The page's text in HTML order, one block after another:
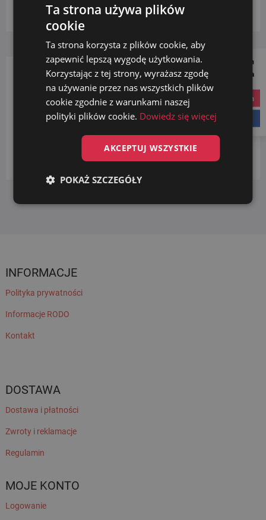
Wybierz kategorię
DOZOWNIKI
na mydło
na płyn do dezynfekcji
INFORMACJE
Polityka prywatności
Informacje RODO
Kontakt
DOSTAWA
Dostawa i płatności
Zwroty i reklamacje
Regulamin
MOJE KONTO
Logowanie
Follow us on
Social Media
instagram
Ta strona używa plików
cookie
Ta strona korzysta z plików cookie, aby
zapewnić lepszą wygodę użytkowania.
Korzystając z tej strony, wyrażasz zgodę
na używanie przez nas wszystkich plików
cookie zgodnie z warunkami naszej
polityki plików cookie. Dowiedz się więcej
AKCEPTUJ WSZYSTKIE
POKAŻ SZCZEGÓŁY